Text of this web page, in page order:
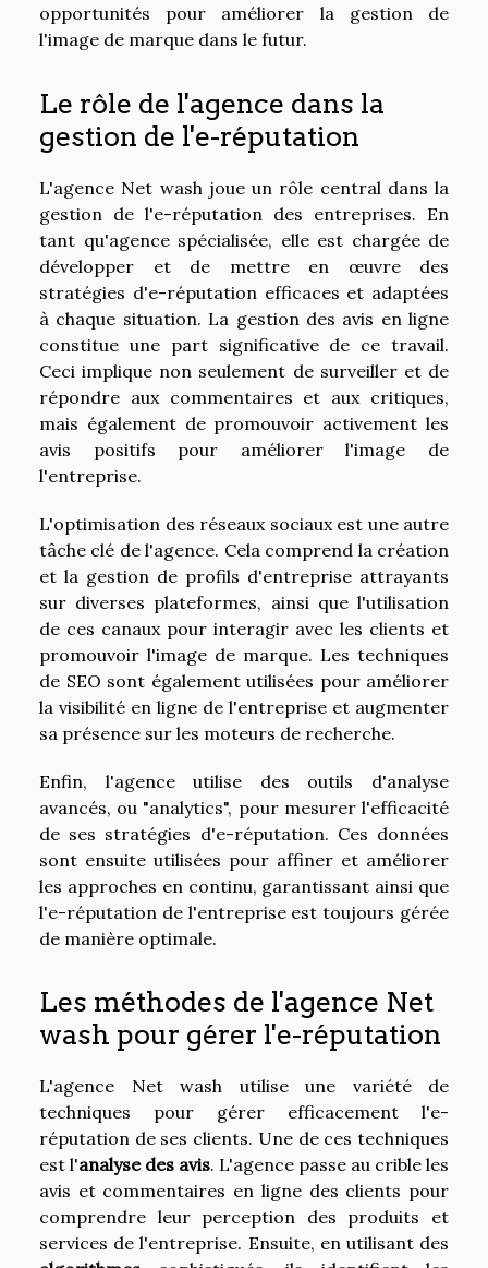
opportunités pour améliorer la gestion de
l'image de marque dans le futur.
Le rôle de l'agence dans la
gestion de l'e-réputation
L'agence Net wash joue un rôle central dans la
gestion de l'e-réputation des entreprises. En
tant qu'agence spécialisée, elle est chargée de
développer et de mettre en œuvre des
stratégies d'e-réputation efficaces et adaptées
à chaque situation. La gestion des avis en ligne
constitue une part significative de ce travail.
Ceci implique non seulement de surveiller et de
répondre aux commentaires et aux critiques,
mais également de promouvoir activement les
avis positifs pour améliorer l'image de
l'entreprise.
L'optimisation des réseaux sociaux est une autre
tâche clé de l'agence. Cela comprend la création
et la gestion de profils d'entreprise attrayants
sur diverses plateformes, ainsi que l'utilisation
de ces canaux pour interagir avec les clients et
promouvoir l'image de marque. Les techniques
de SEO sont également utilisées pour améliorer
la visibilité en ligne de l'entreprise et augmenter
sa présence sur les moteurs de recherche.
Enfin, l'agence utilise des outils d'analyse
avancés, ou "analytics", pour mesurer l'efficacité
de ses stratégies d'e-réputation. Ces données
sont ensuite utilisées pour affiner et améliorer
les approches en continu, garantissant ainsi que
l'e-réputation de l'entreprise est toujours gérée
de manière optimale.
Les méthodes de l'agence Net
wash pour gérer l'e-réputation
L'agence Net wash utilise une variété de
techniques pour gérer efficacement l'e-
réputation de ses clients. Une de ces techniques
est l'analyse des avis. L'agence passe au crible les
avis et commentaires en ligne des clients pour
comprendre leur perception des produits et
services de l'entreprise. Ensuite, en utilisant des